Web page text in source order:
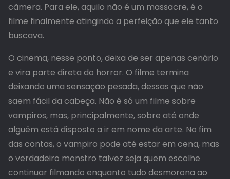
câmera. Para ele, aquilo não é um massacre, é o
filme finalmente atingindo a perfeição que ele tanto
buscava.
O cinema, nesse ponto, deixa de ser apenas cenário
e vira parte direta do horror. O filme termina
deixando uma sensação pesada, dessas que não
saem fácil da cabeça. Não é só um filme sobre
vampiros, mas, principalmente, sobre até onde
alguém está disposto a ir em nome da arte. No fim
das contas, o vampiro pode até estar em cena, mas
o verdadeiro monstro talvez seja quem escolhe
continuar filmando enquanto tudo desmorona ao